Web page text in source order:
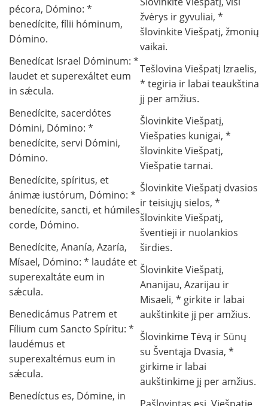
pécora, Dómino: *
benedícite, fílii hóminum,
Dómino.
Benedícat Israel Dóminum: *
laudet et superexáltet eum
in sǽcula.
Benedícite, sacerdótes
Dómini, Dómino: *
benedícite, servi Dómini,
Dómino.
Benedícite, spíritus, et
ánimæ iustórum, Dómino: *
benedícite, sancti, et húmiles
corde, Dómino.
Benedícite, Ananía, Azaría,
Mísael, Dómino: * laudáte et
superexaltáte eum in
sǽcula.
Benedicámus Patrem et
Fílium cum Sancto Spíritu: *
laudémus et
superexaltémus eum in
sǽcula.
Benedíctus es, Dómine, in
žvėrys ir gyvuliai, *
šlovinkite Viešpatį, žmonių
vaikai.
Tešlovina Viešpatį Izraelis,
* tegiria ir labai teaukština
jį per amžius.
Šlovinkite Viešpatį,
Viešpaties kunigai, *
šlovinkite Viešpatį,
Viešpatie tarnai.
Šlovinkite Viešpatį dvasios
ir teisiųjų sielos, *
šlovinkite Viešpatį,
šventieji ir nuolankios
širdies.
Šlovinkite Viešpatį,
Ananijau, Azarijau ir
Misaeli, * girkite ir labai
aukštinkite jį per amžius.
Šlovinkime Tėvą ir Sūnų
su Šventąja Dvasia, *
girkime ir labai
aukštinkime jį per amžius.